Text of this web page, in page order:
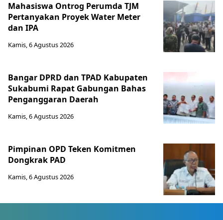
Mahasiswa Ontrog Perumda TJM
Pertanyakan Proyek Water Meter
dan IPA
Kamis, 6 Agustus 2026
Bangar DPRD dan TPAD Kabupaten
Sukabumi Rapat Gabungan Bahas
Penganggaran Daerah
Kamis, 6 Agustus 2026
Pimpinan OPD Teken Komitmen
Dongkrak PAD
Kamis, 6 Agustus 2026